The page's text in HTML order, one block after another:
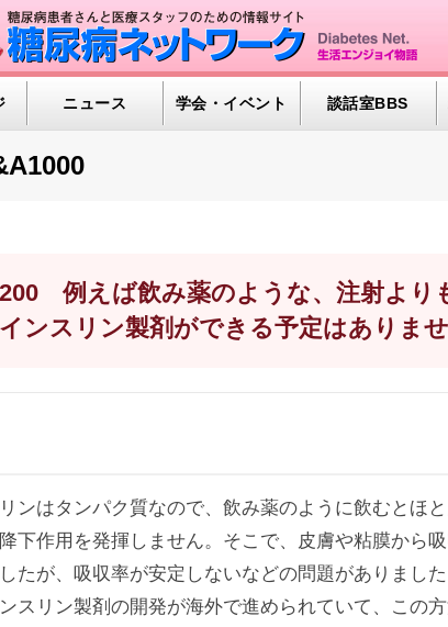
ニュース 学会・イベント 談話室BBS
例えば飲み薬のような、注射より
ンスリン製剤ができる予定はありま
ンはタンパク質なので、飲み薬のように飲むとほ
下作用を発揮しません。そこで、皮膚や粘膜から
たが、吸収率が安定しないなどの問題がありまし
スリン製剤の開発が海外で進められていて、この